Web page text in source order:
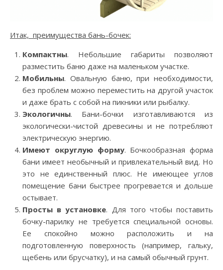
Итак, преимущества бань-бочек:
Компактны. Небольшие габариты позволяют
разместить баню даже на маленьком участке.
Мобильны. Овальную баню, при необходимости,
без проблем можно переместить на другой участок
и даже брать с собой на пикники или рыбалку.
Экологичны. Бани-бочки изготавливаются из
экологически-чистой древесины и не потребляют
электрическую энергию.
Имеют округлую форму. Бочкообразная форма
бани имеет необычный и привлекательный вид. Но
это не единственный плюс. Не имеющее углов
помещение бани быстрее прогревается и дольше
остывает.
Просты в установке. Для того чтобы поставить
бочку-парилку не требуется специальной основы.
Ее спокойно можно расположить и на
подготовленную поверхность (например, гальку,
щебень или брусчатку), и на самый обычный грунт.